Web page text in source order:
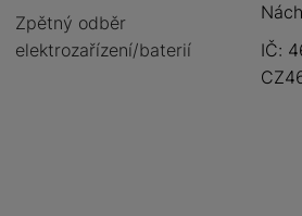
Zpětný odběr
elektrozařízení/baterií
IČ: